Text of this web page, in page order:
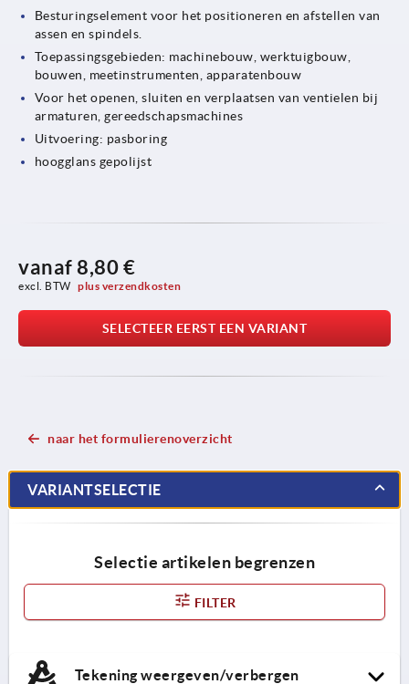
Besturingselement voor het positioneren en afstellen van
assen en spindels.
Toepassingsgebieden: machinebouw, werktuigbouw,
bouwen, meetinstrumenten, apparatenbouw
Voor het openen, sluiten en verplaatsen van ventielen bij
armaturen, gereedschapsmachines
Uitvoering: pasboring
hoogglans gepolijst
vanaf 8,80 €
excl. BTW plus verzendkosten
SELECTEER EERST EEN VARIANT
naar het formulierenoverzicht
VARIANTSELECTIE
Selectie artikelen begrenzen
FILTER
Tekening weergeven/verbergen